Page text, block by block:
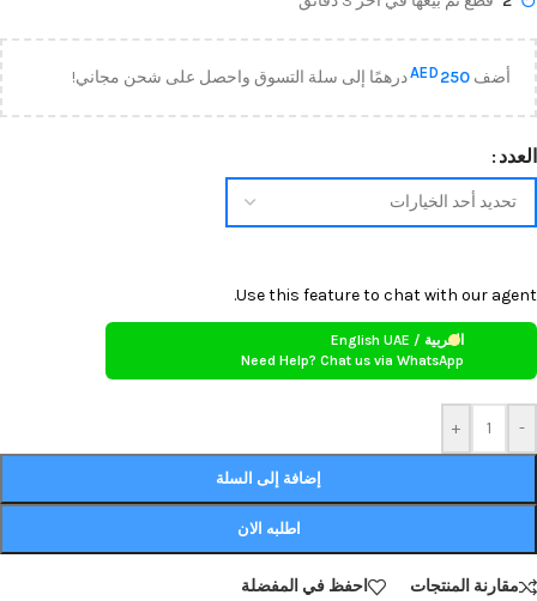
أضف AED 250 درهمًا إلى سلة التسوق واحصل على شحن مجاني!
العدد
-
+
Use this feature to chat with our agent.
العربية / English UAE
Need Help? Chat us via WhatsApp
إضافة إلى السلة
اطلبه الان
مقارنة المنتجات احفظ في المفضلة